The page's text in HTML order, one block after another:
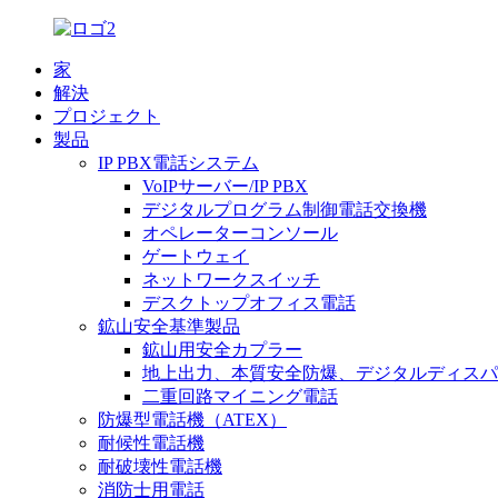
家
解決
プロジェクト
製品
IP PBX電話システム
VoIPサーバー/IP PBX
デジタルプログラム制御電話交換機
オペレーターコンソール
ゲートウェイ
ネットワークスイッチ
デスクトップオフィス電話
鉱山安全基準製品
鉱山用安全カプラー
地上出力、本質安全防爆、デジタルディス
二重回路マイニング電話
防爆型電話機（ATEX）
耐候性電話機
耐破壊性電話機
消防士用電話